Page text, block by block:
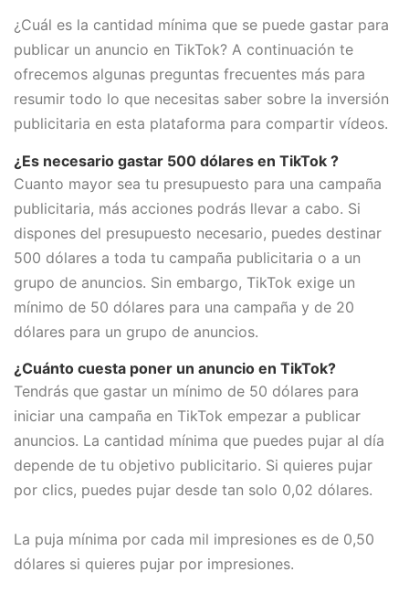
¿Cuál es la cantidad mínima que se puede gastar para
publicar un anuncio en TikTok? A continuación te
ofrecemos algunas preguntas frecuentes más para
resumir todo lo que necesitas saber sobre la inversión
publicitaria en esta plataforma para compartir vídeos.
¿Es necesario gastar 500 dólares en TikTok ?
Cuanto mayor sea tu presupuesto para una campaña
publicitaria, más acciones podrás llevar a cabo. Si
dispones del presupuesto necesario, puedes destinar
500 dólares a toda tu campaña publicitaria o a un
grupo de anuncios. Sin embargo, TikTok exige un
mínimo de 50 dólares para una campaña y de 20
dólares para un grupo de anuncios.
¿Cuánto cuesta poner un anuncio en TikTok?
Tendrás que gastar un mínimo de 50 dólares para
iniciar una campaña en TikTok empezar a publicar
anuncios. La cantidad mínima que puedes pujar al día
depende de tu objetivo publicitario. Si quieres pujar
por clics, puedes pujar desde tan solo 0,02 dólares.
La puja mínima por cada mil impresiones es de 0,50
dólares si quieres pujar por impresiones.